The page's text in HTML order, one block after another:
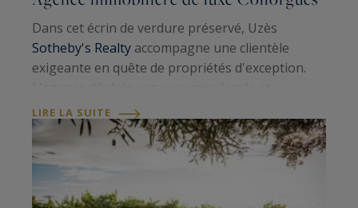
Dans cet écrin de verdure préservé, Uzès
Sotheby's Realty accompagne une clientèle
exigeante en quête de propriétés d'exception.
internationale pour révéler les plus belles
bastides, villas contemporaines et mas de ce…
LIRE LA SUITE